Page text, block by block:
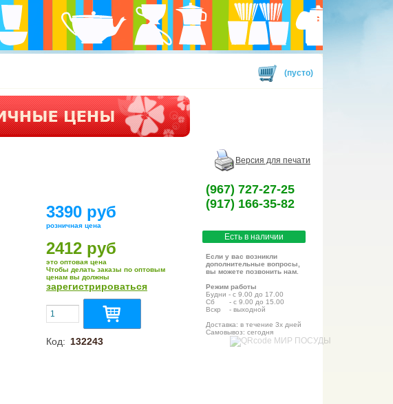
(пусто)
Версия для печати
(967) 727-27-25
(917) 166-35-82
Есть в наличии
Если у вас возникли
дополнительные вопросы,
вы можете позвонить нам.
Режим работы
Будни - с 9.00 до 17.00
Сб - с 9.00 до 15.00
Вскр - выходной
Доставка: в течение 3х дней
Самовывоз: сегодня
3390 руб
розничная цена
2412 руб
это оптовая цена
Чтобы делать заказы по оптовым
ценам вы должны
зарегистрироваться
Код: 132243